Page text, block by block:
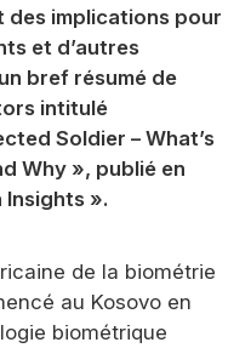
des implications pour
et d’autres
bref résumé de
intitulé
Soldier – What’s
Why », publié en
Insights ».
de la biométrie
au Kosovo en
biométrique